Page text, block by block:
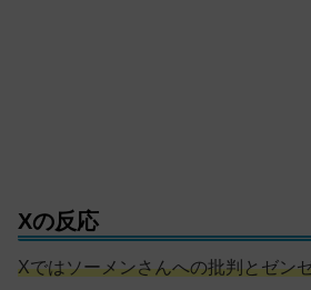
Xの反応
Xではソーメンさんへの批判とゼン